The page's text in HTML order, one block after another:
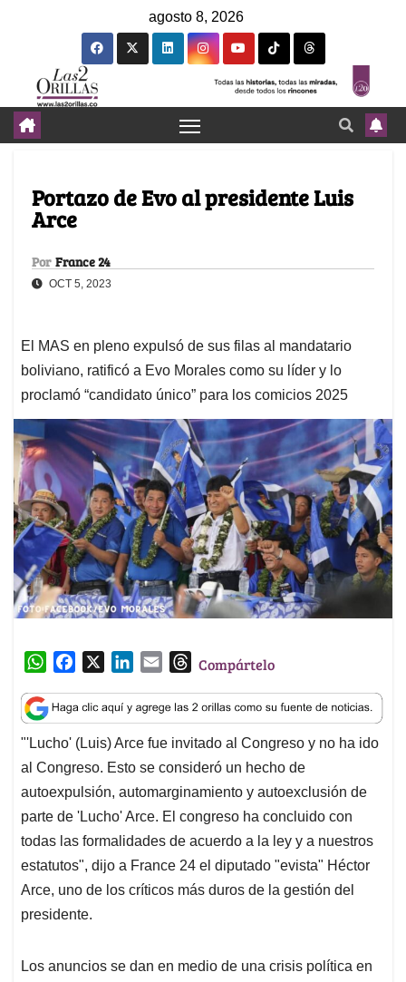
agosto 8, 2026
Portazo de Evo al presidente Luis
Arce
Por France 24
OCT 5, 2023
El MAS en pleno expulsó de sus filas al mandatario
boliviano, ratificó a Evo Morales como su líder y lo
proclamó “candidato único” para los comicios 2025
W
a
t
s
A
p
p
c
e
b
o
o
k
n
k
e
d
I
n
a
i
l
T
r
e
a
d
s
Compártelo
"'Lucho' (Luis) Arce fue invitado al Congreso y no ha ido
al Congreso. Esto se consideró un hecho de
autoexpulsión, automarginamiento y autoexclusión de
parte de 'Lucho' Arce. El congreso ha concluido con
todas las formalidades de acuerdo a la ley y a nuestros
estatutos", dijo a France 24 el diputado "evista" Héctor
Arce, uno de los críticos más duros de la gestión del
presidente.
Los anuncios se dan en medio de una crisis política en